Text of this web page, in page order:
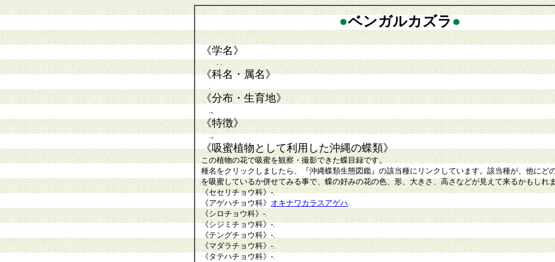
●ベンガルカズラ ●
《学名》
. .
《科名・属名》
.
《分布・生育地》
.。
《特徴》
.。
《吸蜜植物として利用した沖縄の蝶類》
この植物の花で吸蜜を観察・撮影できた蝶目録です。
種名をクリックしましたら、『沖縄蝶類生態図鑑』の該当種にリンクしています。該当種が、他にど
を吸蜜しているか併せてみる事で、蝶の好みの花の色、形、大きさ、高さなどが見えて来るかもしれま
《セセリチョウ科》-.
《アゲハチョウ科》 オキナワカラスアゲハ.
《シロチョウ科》 -.
《シジミチョウ科》-.
《テングチョウ科》 -.
《マダラチョウ科》-.
《タテハチョウ科》 -.